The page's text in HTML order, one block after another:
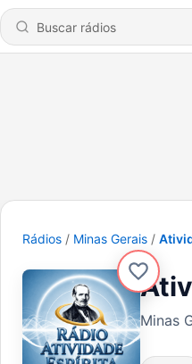
Rádios Minas Gerais
Minas